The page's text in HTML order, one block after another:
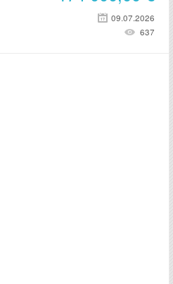
09.07.2026
637